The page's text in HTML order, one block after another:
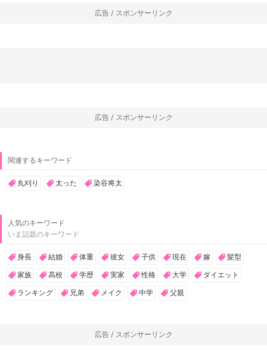
広告 / スポンサーリンク
広告 / スポンサーリンク
関連するキーワード
丸刈り 太った 染谷将太
人気のキーワード
いま話題のキーワード
身長 結婚 体重 彼女 子供 現在 嫁 髪型
家族 高校 学歴 実家 性格 大学 ダイエット
ランキング 兄弟 メイク 中学 父親
広告 / スポンサーリンク